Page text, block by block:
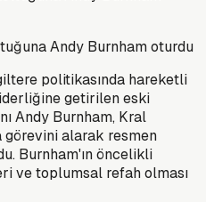
Andy Burnham oturdu
politikasında hareketli
getirilen eski
Andy Burnham, Kral
alarak resmen
Burnham'ın öncelikli
ve toplumsal refah olması